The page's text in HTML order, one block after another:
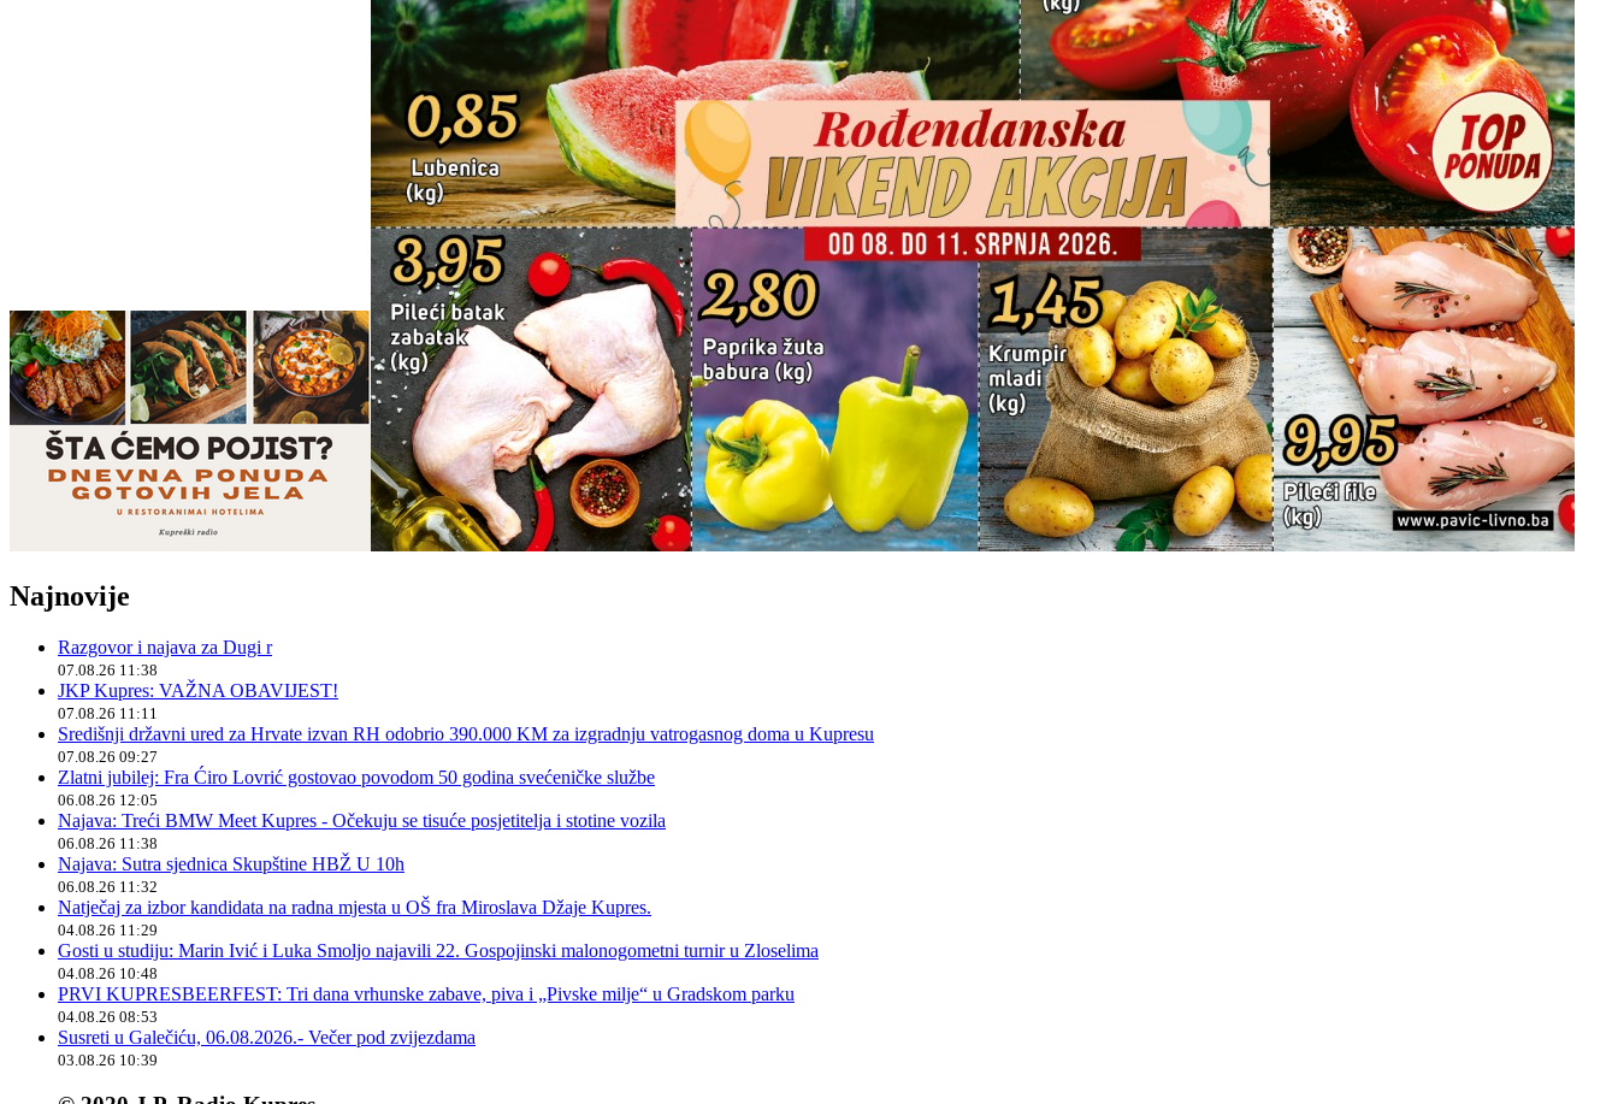
Najnovije
Razgovor i najava za Dugi r
07.08.26 11:38
JKP Kupres: VAŽNA OBAVIJEST!
07.08.26 11:11
Središnji državni ured za Hrvate izvan RH odobrio 390.000 KM za izgradnju vatrogasnog doma u Kupresu
07.08.26 09:27
Zlatni jubilej: Fra Ćiro Lovrić gostovao povodom 50 godina svećeničke službe
06.08.26 12:05
Najava: Treći BMW Meet Kupres - Očekuju se tisuće posjetitelja i stotine vozila
06.08.26 11:38
Najava: Sutra sjednica Skupštine HBŽ U 10h
06.08.26 11:32
Natječaj za izbor kandidata na radna mjesta u OŠ fra Miroslava Džaje Kupres.
04.08.26 11:29
Gosti u studiju: Marin Ivić i Luka Smoljo najavili 22. Gospojinski malonogometni turnir u Zloselima
04.08.26 10:48
PRVI KUPRESBEERFEST: Tri dana vrhunske zabave, piva i „Pivske milje“ u Gradskom parku
04.08.26 08:53
Susreti u Galečiću, 06.08.2026.- Večer pod zvijezdama
03.08.26 10:39